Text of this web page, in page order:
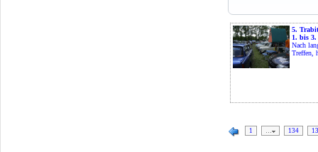
5.
1. bis 3.
Nach
Treffen,
1 … 134